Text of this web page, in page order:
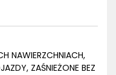
NAWIERZCHNIACH,
ZAŚNIEŻONE BEZ